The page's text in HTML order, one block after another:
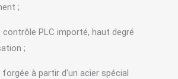
;
contrôle PLC importé, haut degré
;
à partir d'un acier spécial